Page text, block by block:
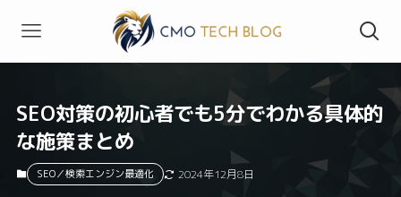
SEO対策の初心者でも5分でわかる具体的
な施策まとめ
SEO／検索エンジン最適化 2024年12月8日